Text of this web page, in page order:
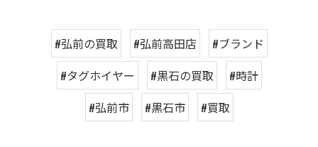
#弘前の買取 #弘前高田店
#ブランド
#タグホイヤー
#黒石の買取
#時計
#弘前市
#黒石市 #買取